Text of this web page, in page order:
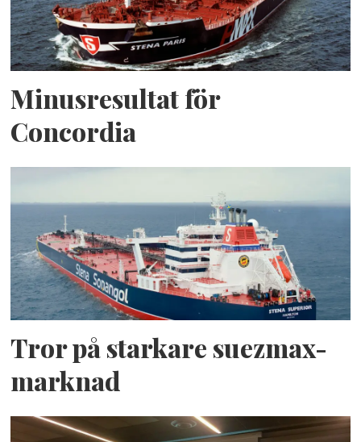
Minusresultat för
Concordia
Tror på starkare suezmax-
marknad